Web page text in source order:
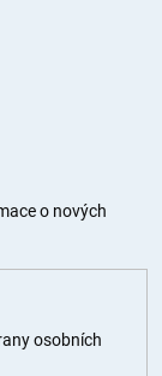
o nových
osobních